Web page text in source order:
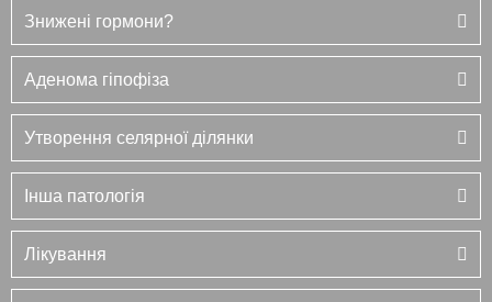
Знижені гормони?
Аденома гіпофіза
Утворення селярної ділянки
Інша патологія
Лікування